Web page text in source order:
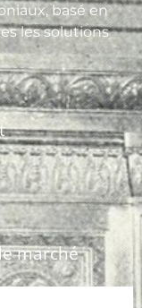
basé en
les solutions
marché